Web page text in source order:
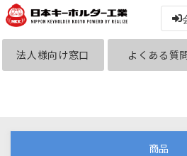
法人様向け窓口 よくある質
商品